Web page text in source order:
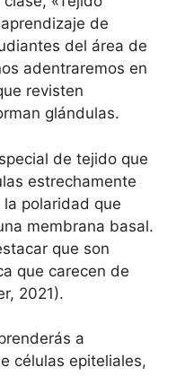
de
del área de
adentraremos en
revisten
glándulas.
de tejido que
estrechamente
polaridad que
membrana basal.
que son
que carecen de
2021).
a
células epiteliales,